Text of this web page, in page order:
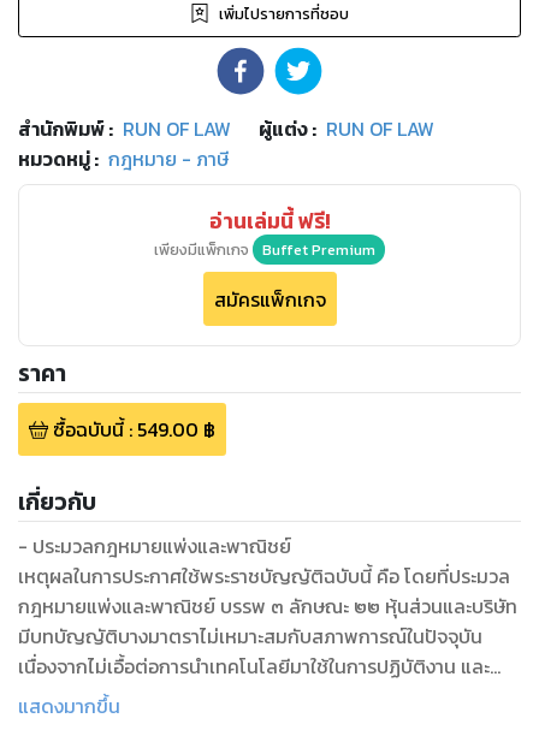
เพิ่มไปรายการที่ชอบ
สำนักพิมพ์: RUN OF LAW ผู้แต่ง : RUN OF LAW
หมวดหมู่: กฎหมาย - ภาษี
อ่านเล่มนี้ ฟรี!
เพียงมีแพ็กเกจ Buffet Premium
สมัครแพ็กเกจ
ราคา
ซื้อฉบับนี้: 549.00 ฿
เกี่ยวกับ
- ประมวลกฎหมายแพ่งและพาณิชย์
เหตุผลในการประกาศใช้พระราชบัญญัติฉบับนี้ คือ โดยที่ประมวล
กฎหมายแพ่งและพาณิชย์ บรรพ ๓ ลักษณะ ๒๒ หุ้นส่วนและบริษัท
มีบทบัญญัติบางมาตราไม่เหมาะสมกับสภาพการณ์ในปัจจุบัน
เนื่องจากไม่เอื้อต่อการนำเทคโนโลยีมาใช้ในการปฏิบัติงาน และ
สร้างภาระโดยไม่จำเป็นแก่ประชาชน นอกจากนี้ ยังเป็นอุปสรรคต่อ
แสดงมากขึ้น